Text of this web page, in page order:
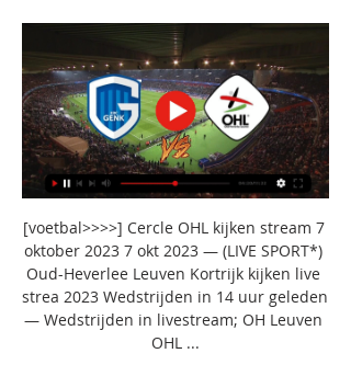
[voetbal>>>>] Cercle OHL kijken stream 7
oktober 2023 7 okt 2023 — (LIVE SPORT*)
Oud-Heverlee Leuven Kortrijk kijken live
strea 2023 Wedstrijden in 14 uur geleden
— Wedstrijden in livestream; OH Leuven
OHL ...